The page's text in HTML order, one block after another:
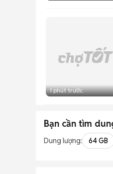
1 phút trước
Bạn cần tìm
Dung lượng: 64 GB